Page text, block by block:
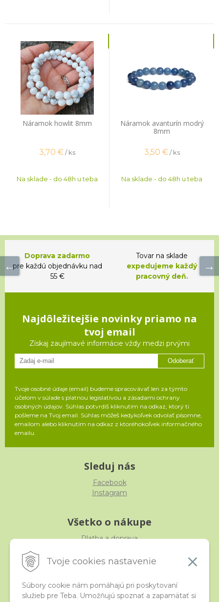
Tvoje cookies nastavenie
Súbory cookie nám pomáhajú pri poskytovaní
služieb pre Teba. Umožňujú spoznať a zapamätať si
Náramok howlit 8mm
3,70 € / ks
Na sklade - do 48h u teba
Náramok avanturín modrý
8mm
3,50 € / ks
Na sklade - do 48h u teba
Doprava zadarmo
pre každú objednávku nad
55 €
Tovar na sklade
expedujeme každý
pracovný deň.
Najdôležitejšie novinky priamo na
tvoj email
Získaj zaujímavé informácie vždy medzi prvými
Odoberať
Tvoje osobné údaje (email) budeme spracovávať len za týmto
účelom v súlade s platnou legislatívou a zásadami ochrany
osobných údajov. Súhlas potvrdíš kliknutím na odkaz, ktorý ti
pošleme na Tvoj email. Súhlas môžeš kedykoľvek odvolať písomne,
emailom alebo kliknutím na odkaz z ktoréhokoľvek informačného
emailu.
Sleduj nás
Facebook
Instagram
Všetko o nákupe
Platba a doprava
Obchodné podmienky
iStraka